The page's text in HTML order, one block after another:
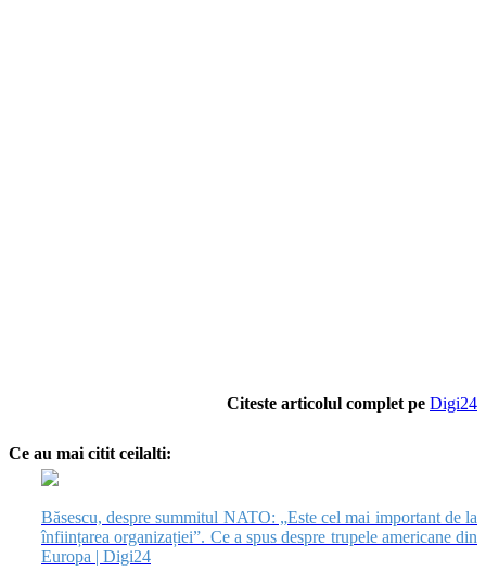
Citeste articolul complet pe Digi24
Ce au mai citit ceilalti:
Băsescu, despre summitul NATO: „Este cel mai important de la
înființarea organizației”. Ce a spus despre trupele americane din
Europa | Digi24